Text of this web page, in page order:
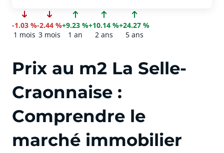
-1.03 %
1 mois
-2.44 %
3 mois
+9.23 %
1 an
+10.14 %
2 ans
+24.27 %
5 ans
Prix au m2 La Selle-
Craonnaise :
Comprendre le
marché immobilier